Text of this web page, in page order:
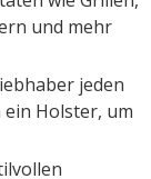
und mehr
jeden
Holster, um